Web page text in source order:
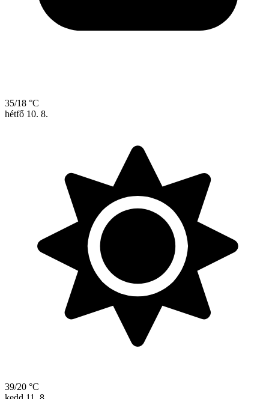
35/18 °C
hétfő 10. 8.
39/20 °C